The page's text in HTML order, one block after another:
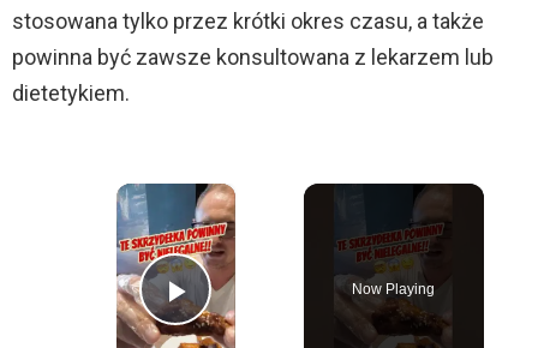
stosowana tylko przez krótki okres czasu, a także
powinna być zawsze konsultowana z lekarzem lub
dietetykiem.
×
Play Video
Now Playing